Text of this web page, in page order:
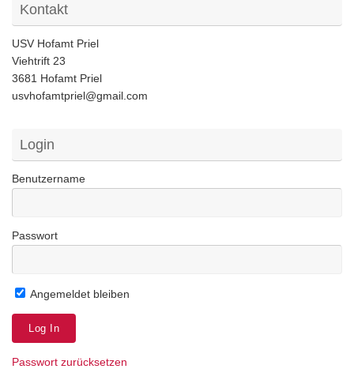
Kontakt
USV Hofamt Priel
Viehtrift 23
3681 Hofamt Priel
usvhofamtpriel@gmail.com
Login
Benutzername
Passwort
Angemeldet bleiben
Passwort zurücksetzen